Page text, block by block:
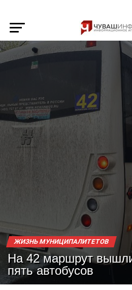
ЖИЗНЬ МУНИЦИПАЛИТЕТОВ
На 42 маршрут
пять автобусов